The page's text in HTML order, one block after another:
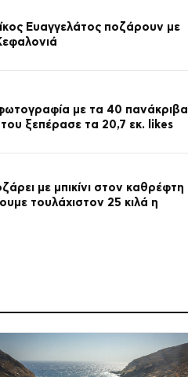
Ευαγγελάτος ποζάρουν με
με τα 40 πανάκριβα
ξεπέρασε τα 20,7 εκ. likes
με μπικίνι στον καθρέφτη
τουλάχιστον 25 κιλά η